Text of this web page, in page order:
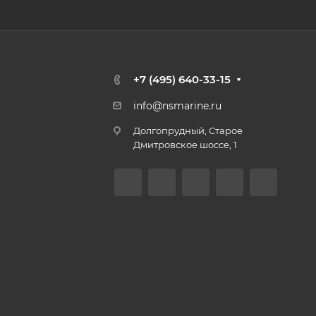
+7 (495) 640-33-15
info@nsmarine.ru
Долгопрудный, Старое
Дмитровское шоссе, 1